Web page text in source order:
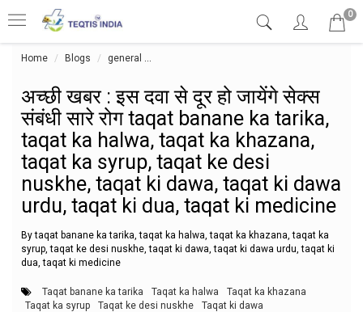
0
Home Blogs general
अच्छी खबर : इस दवा से दूर हो जायेंगे सेक्स
संबंधी सारे रोग taqat banane ka tarika,
taqat ka halwa, taqat ka khazana,
taqat ka syrup, taqat ke desi
nuskhe, taqat ki dawa, taqat ki dawa
urdu, taqat ki dua, taqat ki medicine
By taqat banane ka tarika, taqat ka halwa, taqat ka khazana, taqat ka
syrup, taqat ke desi nuskhe, taqat ki dawa, taqat ki dawa urdu, taqat ki
dua, taqat ki medicine
Taqat banane ka tarika Taqat ka halwa
Taqat ka khazana
Taqat ka syrup
Taqat ke desi nuskhe
Taqat ki dawa